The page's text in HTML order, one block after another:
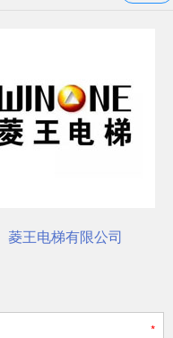
杭州西奥电梯有限公司